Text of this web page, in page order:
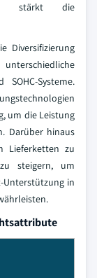
stärkt die
Diversifizierung
Systeme.
um die Leistung
Darüber hinaus
Lieferketten zu
steigern, um
Unterstützung in